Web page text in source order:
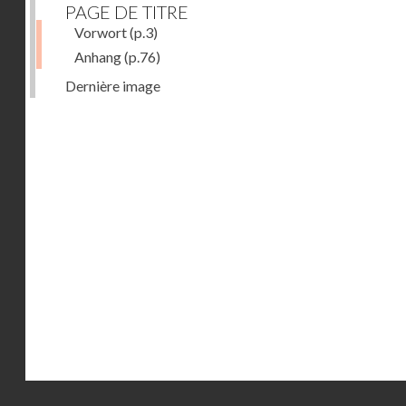
PAGE DE TITRE
Vorwort(p.3)
Anhang(p.76)
Dernière image